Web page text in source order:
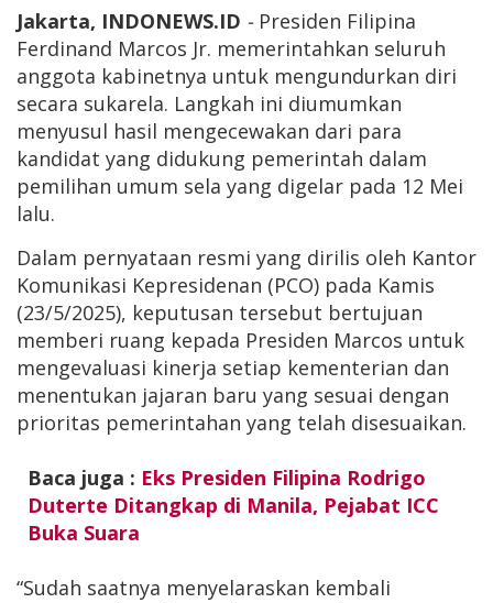
Jakarta, INDONEWS.ID -Presiden Filipina
Ferdinand Marcos Jr. memerintahkan seluruh
anggota kabinetnya untuk mengundurkan diri
secara sukarela. Langkah ini diumumkan
menyusul hasil mengecewakan dari para
kandidat yang didukung pemerintah dalam
pemilihan umum sela yang digelar pada 12 Mei
lalu.
Dalam pernyataan resmi yang dirilis oleh Kantor
Komunikasi Kepresidenan (PCO) pada Kamis
(23/5/2025), keputusan tersebut bertujuan
memberi ruang kepada Presiden Marcos untuk
mengevaluasi kinerja setiap kementerian dan
menentukan jajaran baru yang sesuai dengan
prioritas pemerintahan yang telah disesuaikan.
Baca juga : Eks Presiden Filipina Rodrigo
Duterte Ditangkap di Manila, Pejabat ICC
Buka Suara
“Sudah saatnya menyelaraskan kembali